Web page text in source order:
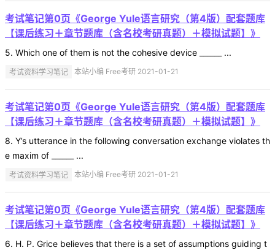
考试笔记第0页《George Yule语言研究（第4版）配套题库
【课后练习＋章节题库（含名校考研真题）＋模拟试题】》
5. Which one of them is not the cohesive device ______ ...
考试资料学习笔记 本站小编 Free考研 2021-01-21
考试笔记第0页《George Yule语言研究（第4版）配套题库
【课后练习＋章节题库（含名校考研真题）＋模拟试题】》
8. Y’s utterance in the following conversation exchange violates th
e maxim of ______ ...
考试资料学习笔记 本站小编 Free考研 2021-01-21
考试笔记第0页《George Yule语言研究（第4版）配套题库
【课后练习＋章节题库（含名校考研真题）＋模拟试题】》
6. H. P. Grice believes that there is a set of assumptions guiding t